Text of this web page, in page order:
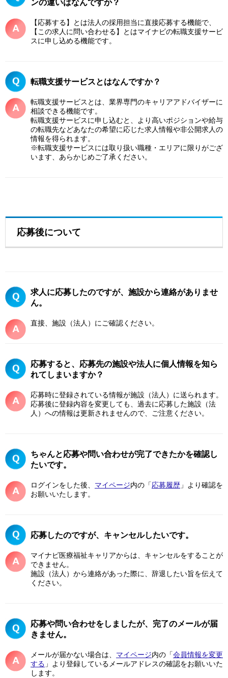
ンの違いはなんですか？
【応募する】とは法人の採用担当に直接応募する機能で、
【この求人に問い合わせる】とはマイナビの転職支援サービ
スに申し込める機能です。
転職支援サービスとはなんですか？
転職支援サービスとは、業界専門のキャリアアドバイザーに
相談できる機能です。
転職支援サービスに申し込むと、より高いポジションや給与
の転職先などあなたの希望に応じた求人情報や非公開求人の
情報を得られます。
※転職支援サービスには取り扱い職種・エリアに限りがござ
います、あらかじめご了承ください。
応募後について
求人に応募したのですが、施設から連絡がありませ
ん。
直接、施設（法人）にご確認ください。
応募すると、応募先の施設や法人に個人情報を知ら
れてしまいますか？
応募時に登録されている情報が施設（法人）に送られます。
応募後に登録内容を変更しても、過去に応募した施設（法
人）への情報は更新されませんので、ご注意ください。
ちゃんと応募や問い合わせが完了できたかを確認し
たいです。
ログインをした後、 マイページ内の「応募履歴 」より確認を
お願いいたします。
応募したのですが、キャンセルしたいです。
マイナビ医療福祉キャリアからは、キャンセルをすることが
できません。
施設（法人）から連絡があった際に、辞退したい旨を伝えて
ください。
応募や問い合わせをしましたが、完了のメールが届
きません。
メールが届かない場合は、 マイページ内の「会員情報を変更
する 」より登録しているメールアドレスの確認をお願いいた
します。